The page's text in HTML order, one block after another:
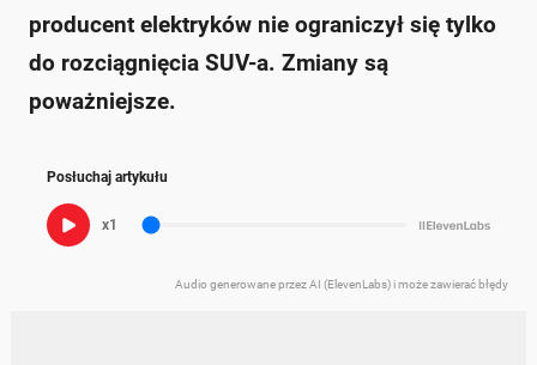
producent elektryków nie ograniczył się tylko
do rozciągnięcia SUV-a. Zmiany są
poważniejsze.
Posłuchaj artykułu
x1
Audio generowane przez AI (ElevenLabs) i może zawierać błędy